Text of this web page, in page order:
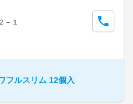
－１
フルスリム 12個入